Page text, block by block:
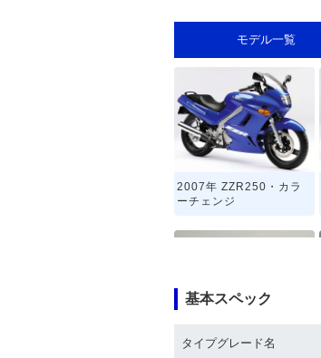
モデル一覧
2007年 ZZR250・カラ
ーチェンジ
1999年 ZZR250
基本スペック
タイプグレード名